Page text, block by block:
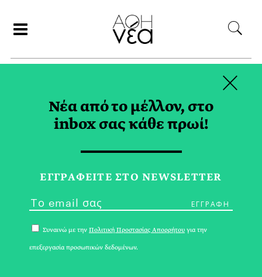
ΧΑΛΑΝΔΡΙ TAG
Νέα από το μέλλον, στο
inbox σας κάθε πρωί!
ΕΓΓPΑΦΕΙΤΕ ΣΤΟ NEWSLETTER
Συναινώ με την Πολιτική Προστασίας Απορρήτου για την
επεξεργασία προσωπικών δεδομένων.
×